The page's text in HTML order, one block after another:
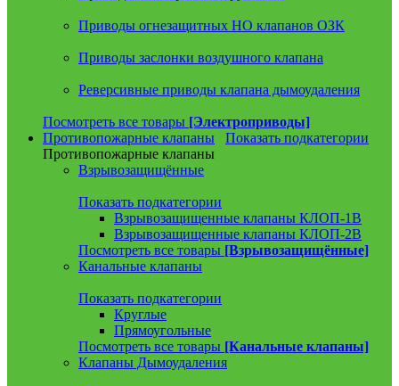
Приводы огнезащитных НО клапанов ОЗК
Приводы заслонки воздушного клапана
Реверсивные приводы клапана дымоудаления
Посмотреть все товары [Электроприводы]
Противопожарные клапаны
Показать подкатегории
Противопожарные клапаны
Взрывозащищённые
Показать подкатегории
Взрывозащищенные клапаны КЛОП-1В
Взрывозащищенные клапаны КЛОП-2В
Посмотреть все товары [Взрывозащищённые]
Канальные клапаны
Показать подкатегории
Круглые
Прямоугольные
Посмотреть все товары [Канальные клапаны]
Клапаны Дымоудаления